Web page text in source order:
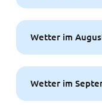
Wetter im
Wetter im